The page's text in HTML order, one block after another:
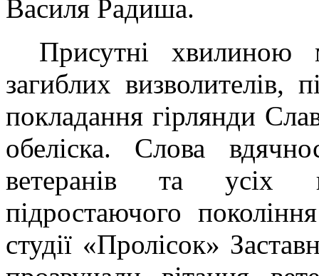
Василя Радиша.
Присутні хвилиною
загиблих визволителів,
покладання гірлянди
обеліска. Слова
ветеранів та усіх
підростаючого
студії «Пролісок»